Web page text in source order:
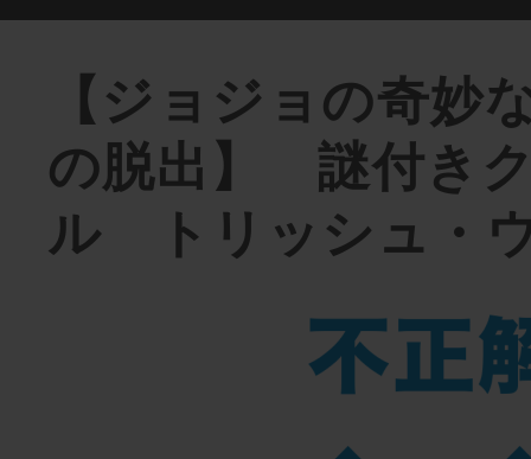
【ジョジョの奇妙
の脱出】 謎付き
ル トリッシュ・